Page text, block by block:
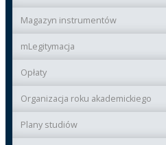
Magazyn instrumentów
mLegitymacja
Opłaty
Organizacja roku akademickiego
Plany studiów